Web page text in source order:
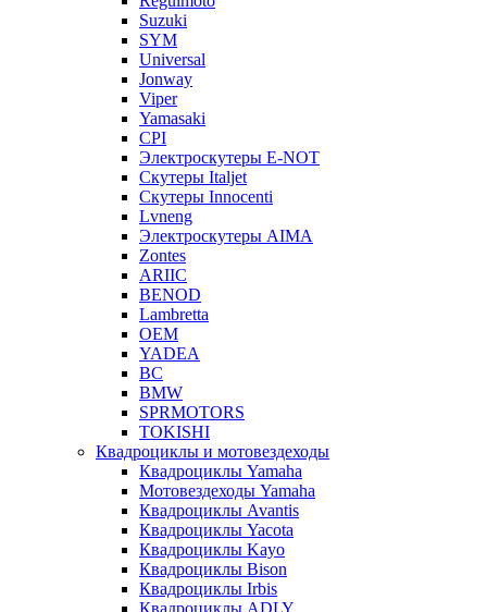
Suzuki
SYM
Universal
Jonway
Viper
Yamasaki
CPI
Электроскутеры E-NOT
Скутеры Italjet
Скутеры Innocenti
Lvneng
Электроскутеры AIMA
Zontes
ARIIC
BENOD
Lambretta
OEM
YADEA
BC
BMW
SPRMOTORS
TOKISHI
Квадроциклы и мотовездеходы
Квадроциклы Yamaha
Мотовездеходы Yamaha
Квадроциклы Avantis
Квадроциклы Yacota
Квадроциклы Kayo
Квадроциклы Bison
Квадроциклы Irbis
Квадроциклы ADLY